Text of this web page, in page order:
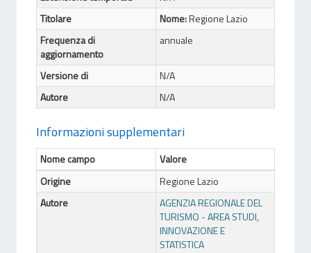
Titolare
Nome:Regione Lazio
Frequenza di
aggiornamento
annuale
Versione di
N/A
Autore
N/A
Informazioni supplementari
Nome campo
Valore
Origine
Regione Lazio
Autore
AGENZIA REGIONALE DEL
TURISMO - AREA STUDI,
INNOVAZIONE E
STATISTICA